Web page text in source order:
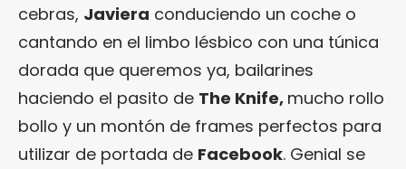
cebras, Javiera conduciendo un coche o
cantando en el limbo lésbico con una túnica
dorada que queremos ya, bailarines
haciendo el pasito de The Knife, mucho rollo
bollo y un montón de frames perfectos para
utilizar de portada de Facebook. Genial se